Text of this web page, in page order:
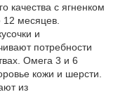
качества с ягненком
месяцев.
и
потребности
Омега 3 и 6
кожи и шерсти.
из